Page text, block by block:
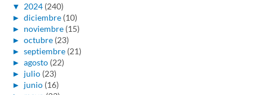
▼ 2024 (240)
► diciembre (10)
► noviembre (15)
► octubre (23)
► septiembre (21)
► agosto (22)
► julio (23)
► junio (16)